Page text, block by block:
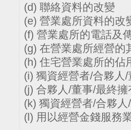
(d) 聯絡資料的改變
(e) 營業處所資料的改
(f) 營業處所的電話及
(g) 在營業處所經營的
(h) 住宅營業處所的佔
(i) 獨資經營者/合夥人
(j) 合夥人/董事/最終
(k) 獨資經營者/合夥
(l) 用以經營金錢服務